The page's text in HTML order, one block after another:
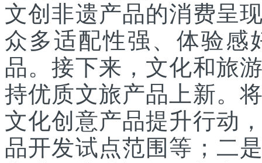
文创非遗产品的消费呈
众多适配性强、体验感
品。接下来，文化和旅
持优质文旅产品上新。
文化创意产品提升行动
品开发试点范围等；二